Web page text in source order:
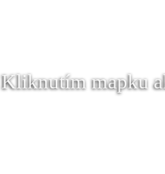
Kliknutím mapku